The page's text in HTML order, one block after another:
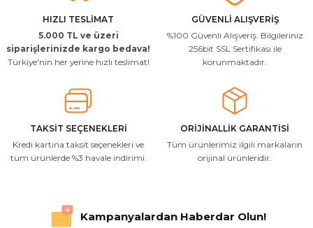
Uygun kaliteli
T... Ç... | 15/01/2026
Resimde gördüğünüz bire bir geliyor
M... A... | 03/10/2025
İlgili hızlı ve sağlam kargo tşk.ederim
Hızlı ve düzgün gönderim, teşekkür.
HIZLI TESLİMAT
5.000 TL ve üzeri
siparişlerinizde kargo bedava!
Türkiye'nin her yerine hızlı teslimat!
GÜVENLİ ALIŞVERİŞ
%100 Güvenli Alışveriş. Bilgileriniz
256bit SSL Sertifikası ile
korunmaktadır.
TAKSİT SEÇENEKLERİ
Kredi kartına taksit seçenekleri ve
tüm ürünlerde %3 havale indirimi.
ORİJİNALLİK GARANTİSİ
Tüm ürünlerimiz ilgili markaların
orijinal ürünleridir.
Kampanyalardan Haberdar Olun!